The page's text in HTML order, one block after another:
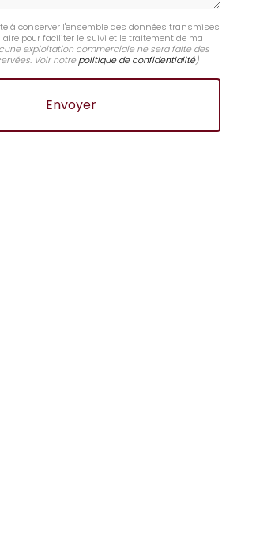
à conserver l'ensemble des données transmises
pour faciliter le suivi et le traitement de ma
exploitation commerciale ne sera faite des
Voir notre politique de confidentialité)